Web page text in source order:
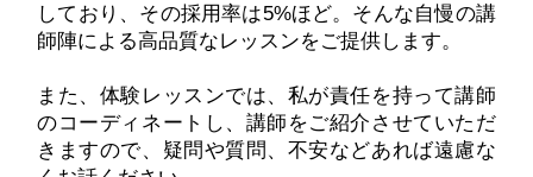
しており、その採用率は5%ほど。そんな自慢の講
師陣による高品質なレッスンをご提供します。
また、体験レッスンでは、私が責任を持って講師
のコーディネートし、講師をご紹介させていただ
きますので、疑問や質問、不安などあれば遠慮な